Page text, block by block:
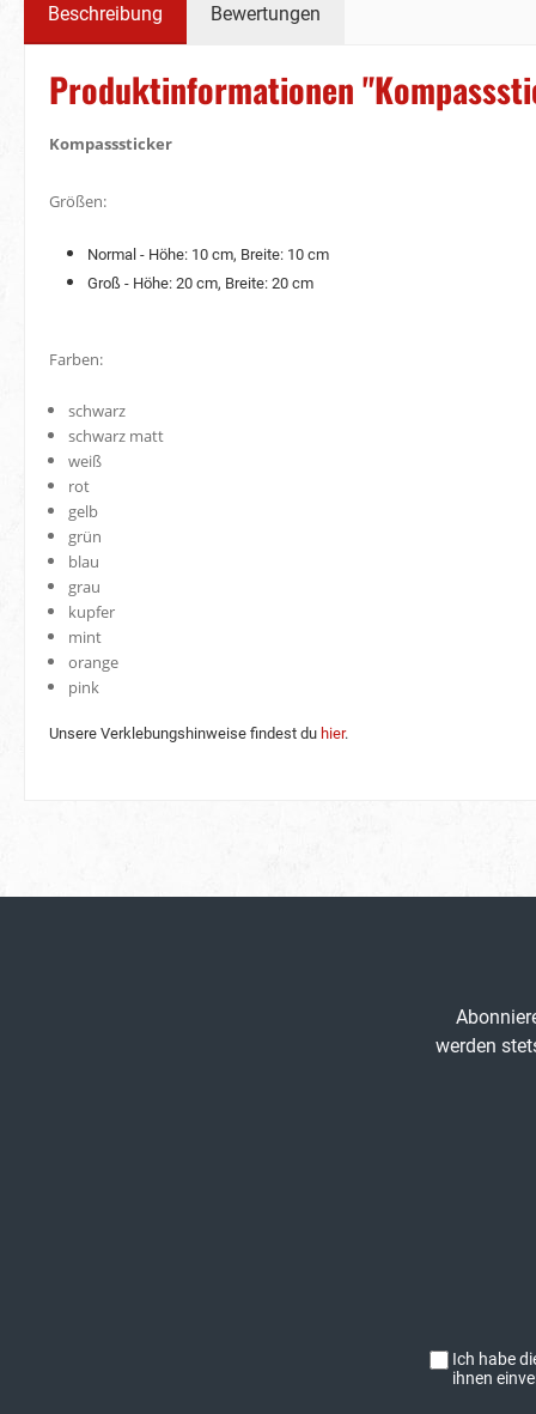
Beschreibung Bewertungen
Produktinformationen
Kompasssticker
Größen:
Normal - Höhe: 10 cm, Breite: 10 cm
Groß - Höhe: 20 cm, Breite: 20 cm
Farben:
schwarz
schwarz matt
weiß
rot
gelb
grün
blau
grau
kupfer
mint
orange
pink
Unsere Verklebungshinweise findest du hier.
werden
Ich habe
ihnen